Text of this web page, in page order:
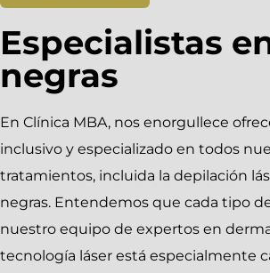
Especialistas
negras
En Clínica MBA, nos enorgullece
inclusivo y especializado en todos
tratamientos, incluida la depilación
negras. Entendemos que cada tipo
nuestro equipo de expertos en
tecnología láser está especialmente